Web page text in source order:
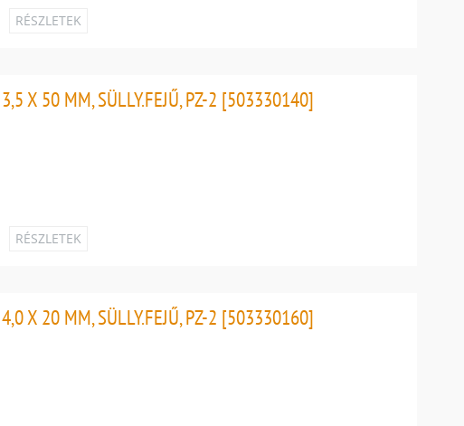
RÉSZLETEK
X 50 MM, SÜLLY.FEJŰ, PZ-2 [503330140]
RÉSZLETEK
X 20 MM, SÜLLY.FEJŰ, PZ-2 [503330160]